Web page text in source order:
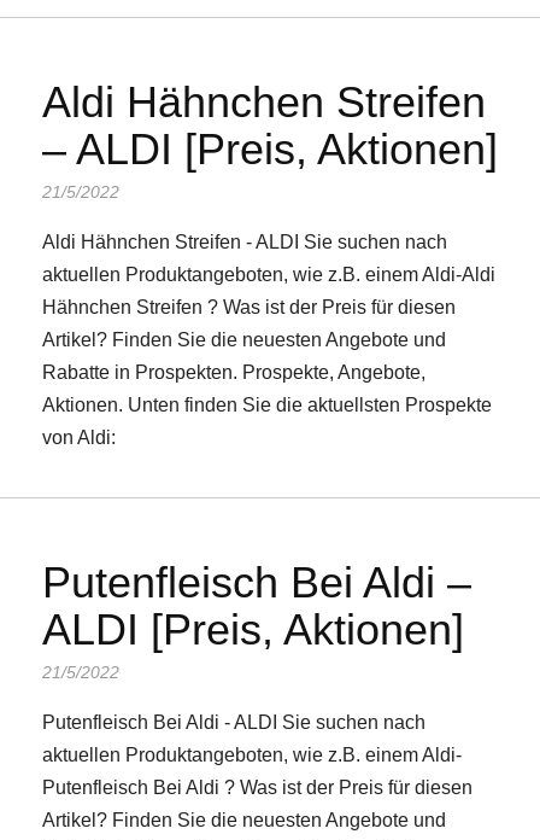
Aldi Hähnchen Streifen
– ALDI [Preis, Aktionen]
21/5/2022
Aldi Hähnchen Streifen - ALDI Sie suchen nach
aktuellen Produktangeboten, wie z.B. einem Aldi-Aldi
Hähnchen Streifen ? Was ist der Preis für diesen
Artikel? Finden Sie die neuesten Angebote und
Rabatte in Prospekten. Prospekte, Angebote,
Aktionen. Unten finden Sie die aktuellsten Prospekte
von Aldi:
Putenfleisch Bei Aldi –
ALDI [Preis, Aktionen]
21/5/2022
Putenfleisch Bei Aldi - ALDI Sie suchen nach
aktuellen Produktangeboten, wie z.B. einem Aldi-
Putenfleisch Bei Aldi ? Was ist der Preis für diesen
Artikel? Finden Sie die neuesten Angebote und